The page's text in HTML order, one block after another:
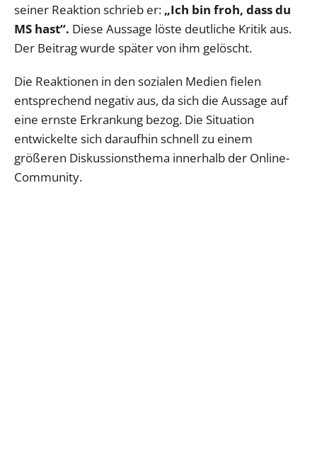
seiner Reaktion schrieb er: „Ich bin froh, dass du
MS hast“. Diese Aussage löste deutliche Kritik aus.
Der Beitrag wurde später von ihm gelöscht.
Die Reaktionen in den sozialen Medien fielen
entsprechend negativ aus, da sich die Aussage auf
eine ernste Erkrankung bezog. Die Situation
entwickelte sich daraufhin schnell zu einem
größeren Diskussionsthema innerhalb der Online-
Community.